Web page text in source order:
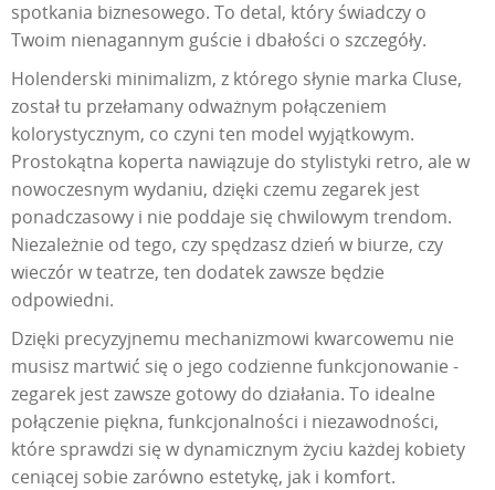
spotkania biznesowego. To detal, który świadczy o
Twoim nienagannym guście i dbałości o szczegóły.
Holenderski minimalizm, z którego słynie marka Cluse,
został tu przełamany odważnym połączeniem
kolorystycznym, co czyni ten model wyjątkowym.
Prostokątna koperta nawiązuje do stylistyki retro, ale w
nowoczesnym wydaniu, dzięki czemu zegarek jest
ponadczasowy i nie poddaje się chwilowym trendom.
Niezależnie od tego, czy spędzasz dzień w biurze, czy
wieczór w teatrze, ten dodatek zawsze będzie
odpowiedni.
Dzięki precyzyjnemu mechanizmowi kwarcowemu nie
musisz martwić się o jego codzienne funkcjonowanie -
zegarek jest zawsze gotowy do działania. To idealne
połączenie piękna, funkcjonalności i niezawodności,
które sprawdzi się w dynamicznym życiu każdej kobiety
ceniącej sobie zarówno estetykę, jak i komfort.